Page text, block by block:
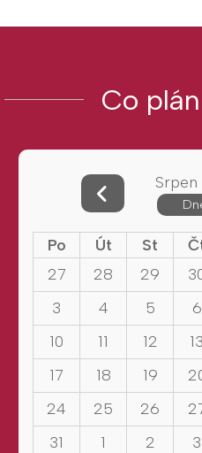
Co
Po Út St
27
28 29
3
4 5 6
10
11 12 13
17
18 19
24
25 26
31
1 2 3